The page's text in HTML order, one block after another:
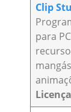
Clip
para